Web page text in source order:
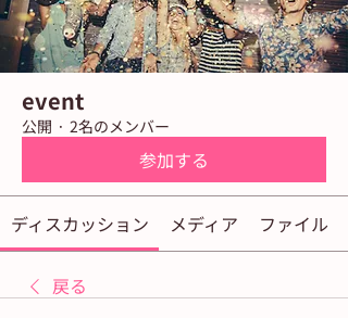
event
公開 · 2名のメンバー
参加する
ディスカッション メディア ファイル
戻る